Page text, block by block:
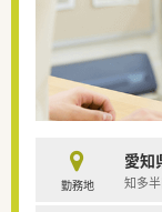
勤務地
愛知
知多